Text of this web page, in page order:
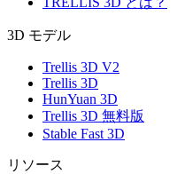
3D モデル
Trellis 3D V2
Trellis 3D
HunYuan 3D
Trellis 3D 無料版
Stable Fast 3D
リソース